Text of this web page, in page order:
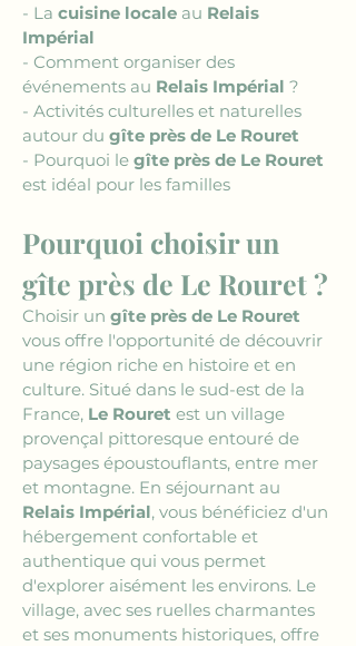
- La cuisine locale au Relais
Impérial
- Comment organiser des
événements au Relais Impérial ?
- Activités culturelles et naturelles
autour du gîte près de Le Rouret
- Pourquoi le gîte près de Le Rouret
est idéal pour les familles
Pourquoi choisir un
gîte près de Le Rouret ?
Choisir un gîte près de Le Rouret
vous offre l'opportunité de découvrir
une région riche en histoire et en
culture. Situé dans le sud-est de la
France, Le Rouret est un village
provençal pittoresque entouré de
paysages époustouflants, entre mer
et montagne. En séjournant au
Relais Impérial, vous bénéficiez d'un
hébergement confortable et
authentique qui vous permet
d'explorer aisément les environs. Le
village, avec ses ruelles charmantes
et ses monuments historiques, offre